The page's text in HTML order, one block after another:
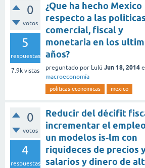
0
votos
5
respuestas
7.9k vistas
¿Que ha hecho Mexico
respecto a las politicas
comercial, fiscal y
monetaria en los
años?
preguntado por Lulú Jun 18, 2014
macroeconomía
politicas-economicas mexico
0
votos
4
respuestas
Reducir del décifit
incrementar el
un modelos is-lm con
riquideces de precios
salarios y dinero de